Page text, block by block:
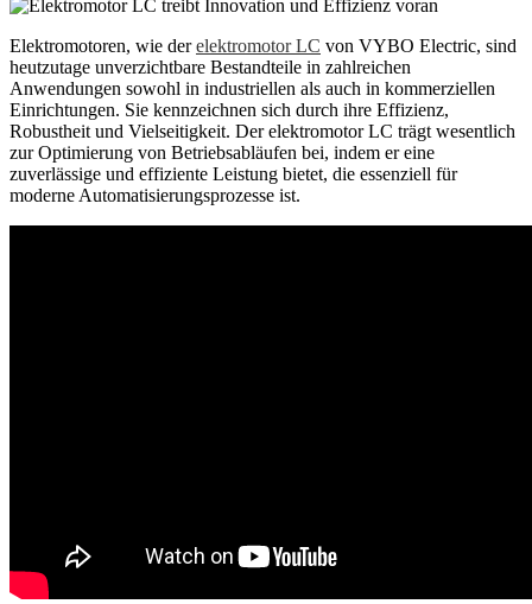
Elektromotoren, wie derelektromotor LC von VYBO Electric, sind
heutzutage unverzichtbare Bestandteile in zahlreichen
Anwendungen sowohl in industriellen als auch in kommerziellen
Einrichtungen. Sie kennzeichnen sich durch ihre Effizienz,
Robustheit und Vielseitigkeit. Der elektromotor LC trägt wesentlich
zur Optimierung von Betriebsabläufen bei, indem er eine
zuverlässige und effiziente Leistung bietet, die essenziell für
moderne Automatisierungsprozesse ist.